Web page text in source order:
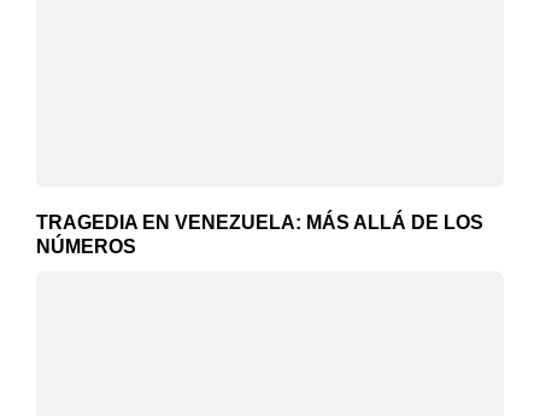
TRAGEDIA EN VENEZUELA: MÁS ALLÁ DE LOS
NÚMEROS